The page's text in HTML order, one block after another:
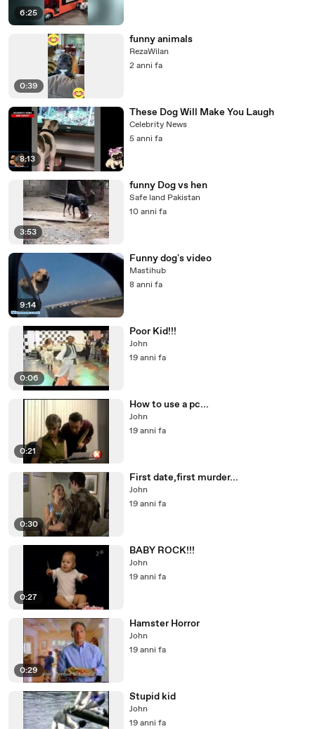
6:25
0:39
funny animals
RezaWilan
2 anni fa
8:13
These Dog Will Make You Laugh
Celebrity News
5 anni fa
3:53
funny Dog vs hen
Safe land Pakistan
10 anni fa
9:14
Funny dog's video
Mastihub
8 anni fa
0:06
Poor Kid!!!
John
19 anni fa
0:21
How to use a pc...
John
19 anni fa
0:30
First date,first murder...
John
19 anni fa
0:27
BABY ROCK!!!
John
19 anni fa
0:29
Hamster Horror
John
19 anni fa
Stupid kid
John
19 anni fa